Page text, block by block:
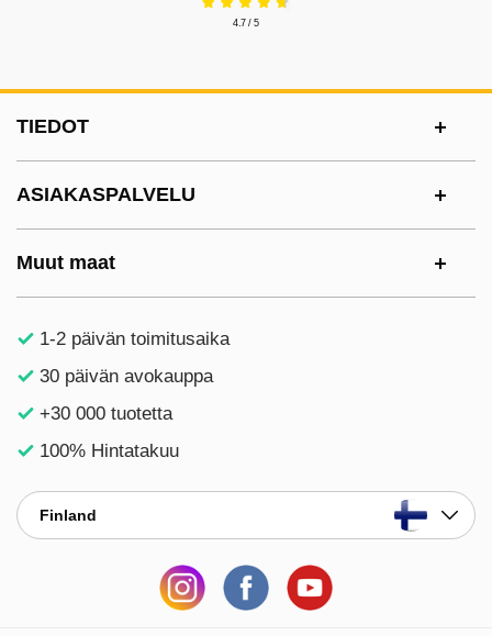
4.7 / 5
TIEDOT
ASIAKASPALVELU
Muut maat
1-2 päivän toimitusaika
30 päivän avokauppa
+30 000 tuotetta
100% Hintatakuu
Finland